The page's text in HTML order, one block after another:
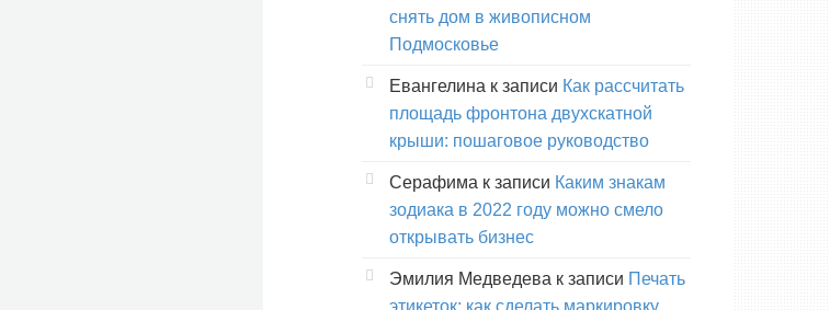
снять дом в живописном
Подмосковье
Евангелина к записи Как рассчитать
площадь фронтона двухскатной
крыши: пошаговое руководство
Серафима к записи Каким знакам
зодиака в 2022 году можно смело
открывать бизнес
Эмилия Медведева к записи Печать
этикеток: как сделать маркировку,